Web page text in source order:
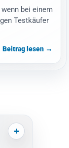
bei einem
Testkäufer
Beitrag lesen →
+